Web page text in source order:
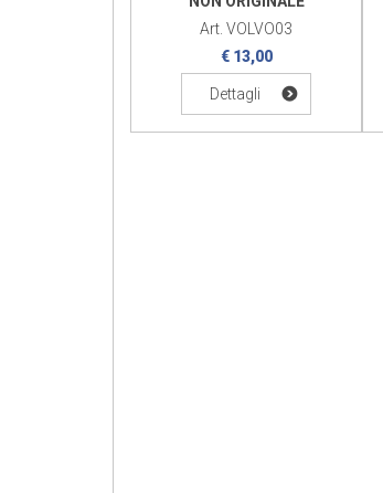
Art. VOLVO03
€ 13,00
Dettagli